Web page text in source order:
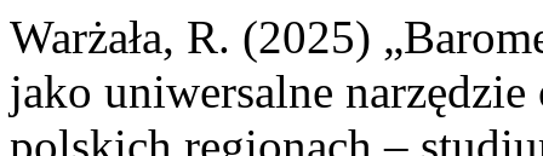
Warżała, R. (2025)
jako uniwersalne